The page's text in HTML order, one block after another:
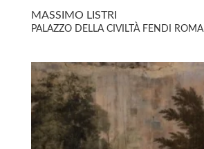
MASSIMO LISTRI
PALAZZO DELLA CIVILTÀ FENDI ROMA